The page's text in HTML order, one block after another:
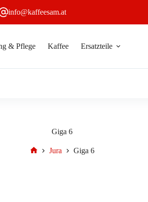
info@kaffeesam.at
& Pflege Kaffee Ersatzteile
Giga 6
Jura Giga 6